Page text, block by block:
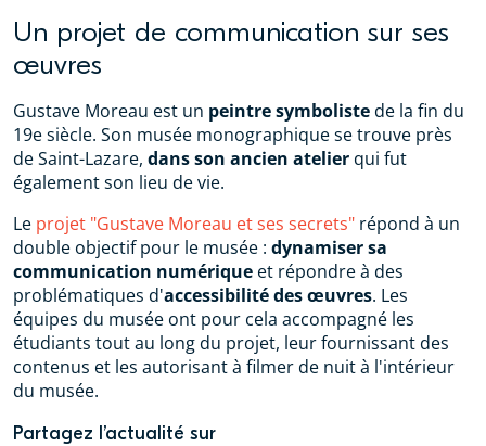
Un projet de communication sur ses
œuvres
Gustave Moreau est un peintre symbolistede la fin du
19e siècle. Son musée monographique se trouve près
de Saint-Lazare, dans son ancien atelier qui fut
également son lieu de vie.
Le projet "Gustave Moreau et ses secrets" répond à un
double objectif pour le musée : dynamiser sa
communication numérique et répondre à des
problématiques d'accessibilité des œuvres. Les
équipes du musée ont pour cela accompagné les
étudiants tout au long du projet, leur fournissant des
contenus et les autorisant à filmer de nuit à l'intérieur
du musée.
Partagez l’actualité sur